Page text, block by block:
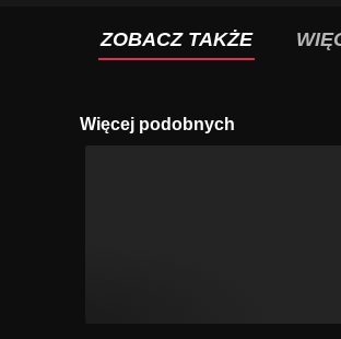
ZOBACZ TAKŻE
Więcej podobnych